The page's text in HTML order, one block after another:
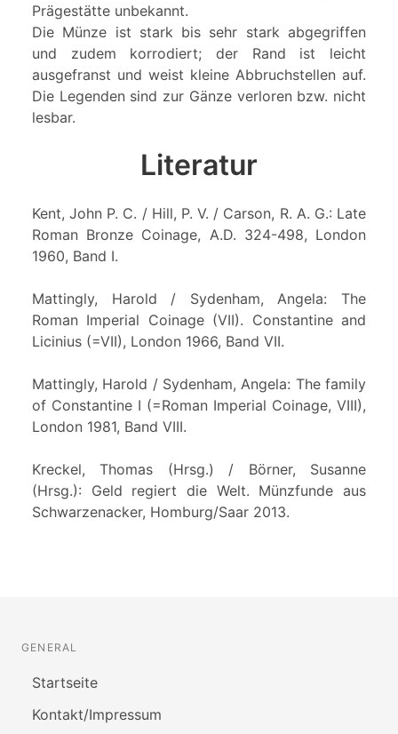
Prägestätte unbekannt.
Die Münze ist stark bis sehr stark abgegriffen
und zudem korrodiert; der Rand ist leicht
ausgefranst und weist kleine Abbruchstellen auf.
Die Legenden sind zur Gänze verloren bzw. nicht
lesbar.
Literatur
Kent, John P. C. / Hill, P. V. / Carson, R. A. G.: Late
Roman Bronze Coinage, A.D. 324-498, London
1960, Band I.
Mattingly, Harold / Sydenham, Angela: The
Roman Imperial Coinage (VII). Constantine and
Licinius (=VII), London 1966, Band VII.
Mattingly, Harold / Sydenham, Angela: The family
of Constantine I (=Roman Imperial Coinage, VIII),
London 1981, Band VIII.
Kreckel, Thomas (Hrsg.) / Börner, Susanne
(Hrsg.): Geld regiert die Welt. Münzfunde aus
Schwarzenacker, Homburg/Saar 2013.
GENERAL
Startseite
Kontakt/Impressum